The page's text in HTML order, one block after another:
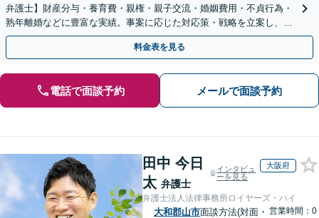
弁護士】財産分与・養育費・親権・親子交流・婚姻費用・不貞行為・
熟年離婚などに豊富な実績。事案に応じた対応策・戦略を立案し、全
力で闘います。明るい人生の再スタートを！
料金表を見る
電話で面談予約 メールで面談予約
田中 今日
太 弁護士
インタビュ
ーを見る
大阪府
弁護士法人法律事務所ロイヤーズ・ハイ
大和郡山市面談方法(対面・ 営業時間：0